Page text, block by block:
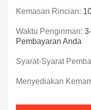
Kemasan Rincian:
Waktu Pengiriman:
Pembayaran Anda
Syarat-Syarat
Menyediakan